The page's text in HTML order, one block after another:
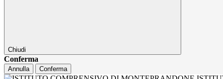
Chiudi
Conferma
Annulla Conferma